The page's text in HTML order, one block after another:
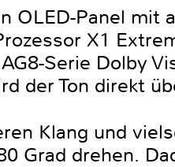
OLED-Panel
X1
Serie Dolby
der Ton direkt
Klang und
Grad drehen.